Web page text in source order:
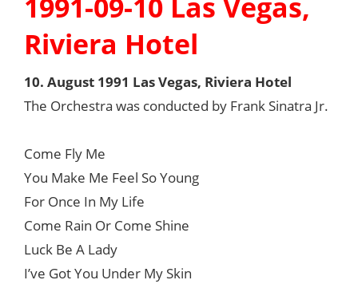
Riviera Hotel
10. August 1991 Las Vegas, Riviera Hotel
The Orchestra was conducted by Frank Sinatra Jr.
Come Fly Me
You Make Me Feel So Young
For Once In My Life
Come Rain Or Come Shine
Luck Be A Lady
I’ve Got You Under My Skin